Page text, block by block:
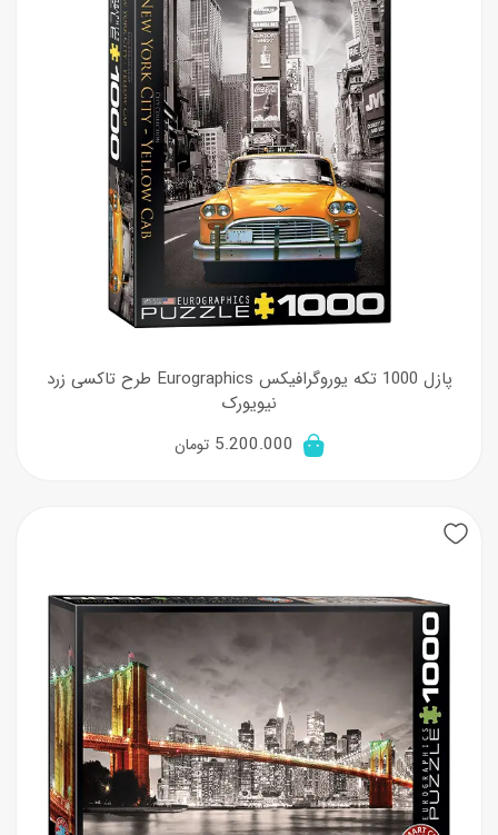
پازل 1000 تکه یوروگرافیکس Eurographics طرح تاکسی زرد
نیویورک
5.200.000 تومان